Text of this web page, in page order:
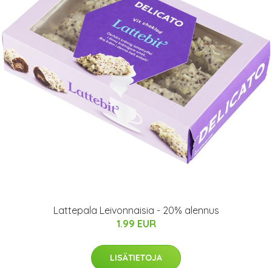
Lattepala Leivonnaisia - 20% alennus
1.99 EUR
LISÄTIETOJA